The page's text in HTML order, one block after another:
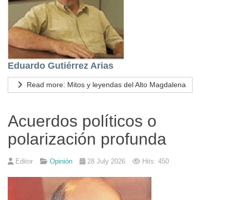
Eduardo Gutiérrez Arias
Read more: Mitos y leyendas del Alto Magdalena
Acuerdos políticos o
polarización profunda
Editor Opinión 28 July 2026 Hits: 450